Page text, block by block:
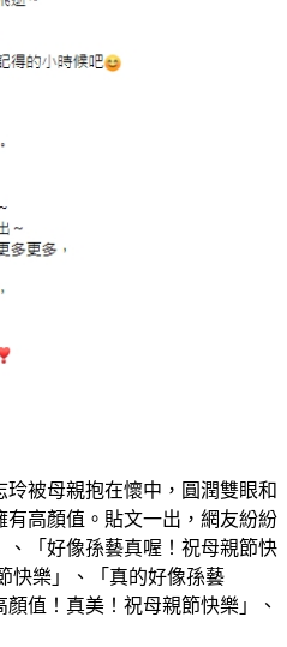
被母親抱在懷中，圓潤雙眼和
高顏值。貼文一出，網友紛紛
「好像孫藝真喔！祝母親節快
快樂」、「真的好像孫藝
值！真美！祝母親節快樂」、